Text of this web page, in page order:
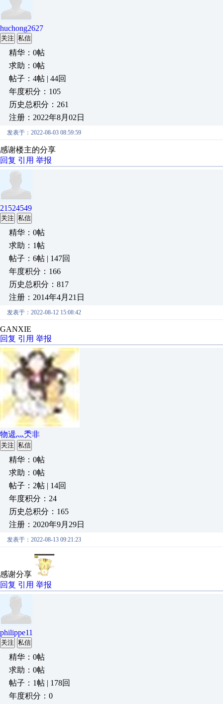
huchong2627
关注 私信
精华：0帖
求助：0帖
帖子：4帖 | 44回
年度积分：105
历史总积分：261
注册：2022年8月02日
发表于：2022-08-03 08:59:59
感谢楼主的分享
回复 引用 举报
21524549
关注 私信
精华：0帖
求助：1帖
帖子：6帖 | 147回
年度积分：166
历史总积分：817
注册：2014年4月21日
发表于：2022-08-12 15:08:42
GANXIE
回复 引用 举报
物遈灬秂非
关注 私信
精华：0帖
求助：0帖
帖子：2帖 | 14回
年度积分：24
历史总积分：165
注册：2020年9月29日
发表于：2022-08-13 09:21:23
感谢分享
回复 引用 举报
philippe11
关注 私信
精华：0帖
求助：0帖
帖子：1帖 | 178回
年度积分：0